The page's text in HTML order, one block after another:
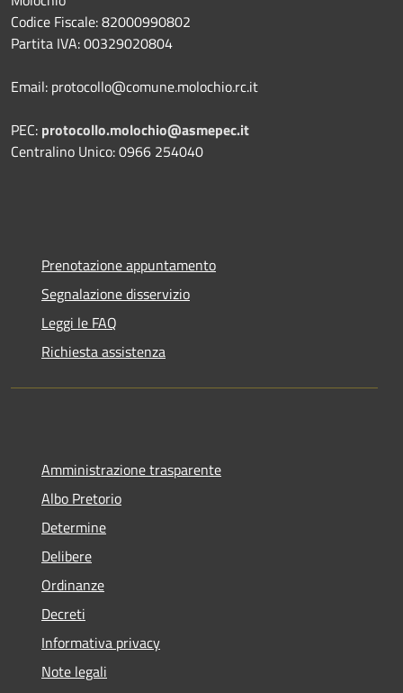
Codice Fiscale: 82000990802
Partita IVA: 00329020804
Email: protocollo@comune.molochio.rc.it
PEC: protocollo.molochio@asmepec.it
Centralino Unico: 0966 254040
Prenotazione appuntamento
Segnalazione disservizio
Leggi le FAQ
Richiesta assistenza
Amministrazione trasparente
Albo Pretorio
Determine
Delibere
Ordinanze
Decreti
Informativa privacy
Note legali